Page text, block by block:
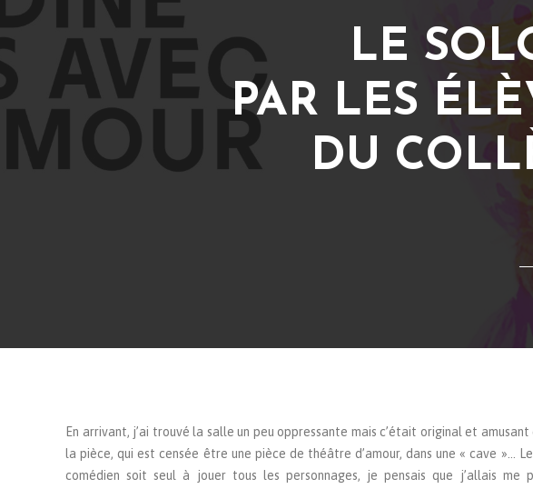
LE
PAR LES
DU
En arrivant, j’ai trouvé la salle un peu oppressante mais c’était original et amusant
la pièce, qui est censée être une pièce de théâtre d’amour, dans une « cave »...
comédien soit seul à jouer tous les personnages, je pensais que j’allais me